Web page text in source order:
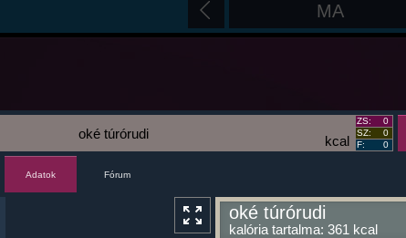
MA
kcal
oké túrórudi
ZS:
0
SZ:
0
F:
0
Adatok Fórum
oké túrórudi
kalória tartalma: 361 kcal